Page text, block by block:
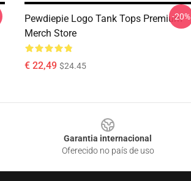
Pewdiepie Logo Tank Tops Premium
Merch Store
€ 22,49 $24.45
-20%
Garantia internacional
Oferecido no país de uso